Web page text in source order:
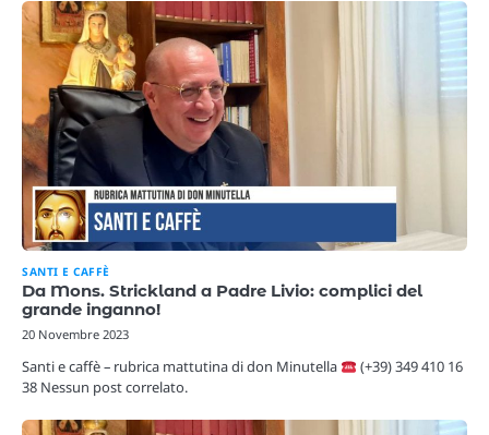
SANTI E CAFFÈ
Da Mons. Strickland a Padre Livio: complici del
grande inganno!
20 Novembre 2023
Santi e caffè – rubrica mattutina di don Minutella
(+39) 349 410 16
38 Nessun post correlato.